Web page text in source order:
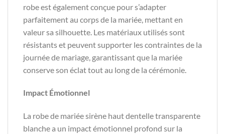
robe est également conçue pour s’adapter
parfaitement au corps de la mariée, mettant en
valeur sa silhouette. Les matériaux utilisés sont
résistants et peuvent supporter les contraintes de la
journée de mariage, garantissant que la mariée
conserve son éclat tout au long de la cérémonie.
Impact Émotionnel
La robe de mariée sirène haut dentelle transparente
blanche a un impact émotionnel profond sur la